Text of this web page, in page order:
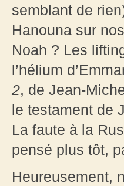
semblant de
Hanouna sur
Noah ? Les
l’hélium
2, de Jean-
le testament de
La faute à la
pensé plus tôt,
Heureusement,